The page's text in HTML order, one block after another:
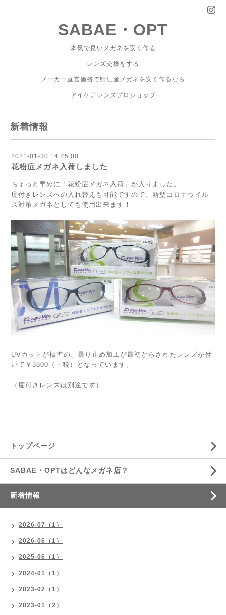
SABAE・OPT
本気で良いメガネを安く作る
レンズ交換をする
メーカー直営価格で鯖江産メガネを安く作るなら
アイケアレンズプロショップ
新着情報
2021-01-30 14:45:00
花粉症メガネ入荷しました
ちょっと早めに「花粉症メガネ入荷」が入りました。
度付きレンズへの入れ替えも可能ですので、新型コロナウイル
ス対策メガネとしても使用出来ます！
UVカットが標準の、曇り止め加工が最初からされたレンズが付
いて￥3800（＋税）となっています。
（度付きレンズは別途です）
トップページ
SABAE・OPTはどんなメガネ店？
新着情報
2026-07（1）
2026-06（1）
2025-06（1）
2024-01（1）
2023-02（1）
2023-01（2）